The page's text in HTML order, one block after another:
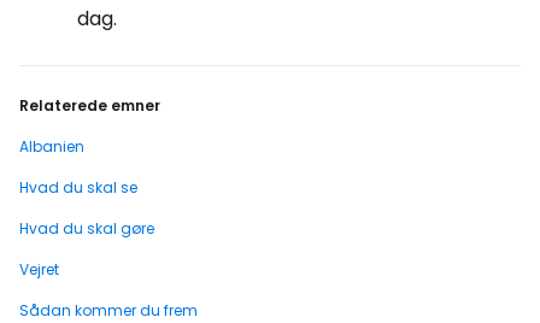
dag.
Relaterede emner
Albanien
Hvad du skal se
Hvad du skal gøre
Vejret
Sådan kommer du frem